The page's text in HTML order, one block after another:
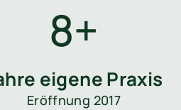
8+
eigene Praxis
Eröffnung 2017